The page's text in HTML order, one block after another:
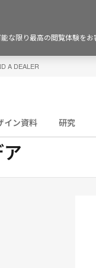
A DEALER
イン資料 研究
限り最高の閲覧体験をお